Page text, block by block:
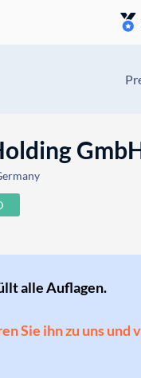
alle Auflagen.
Sie ihn zu uns